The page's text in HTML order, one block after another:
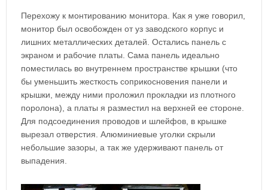
Перехожу к монтированию монитора. Как я уже говорил,
монитор был освобожден от уз заводского корпус и
лишних металлических деталей. Остались панель с
экраном и рабочие платы. Сама панель идеально
поместилась во внутреннем пространстве крышки (что
бы уменьшить жесткость соприкосновения панели и
крышки, между ними проложил прокладки из плотного
поролона), а платы я разместил на верхней ее стороне.
Для подсоединения проводов и шлейфов, в крышке
вырезал отверстия. Алюминиевые уголки скрыли
небольшие зазоры, а так же удерживают панель от
выпадения.